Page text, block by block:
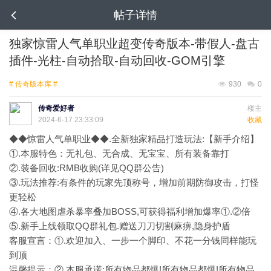
帖子详情
独家惊雷人气单职业超变传奇版本-带假人-盘古
插件-光柱-自动拾取-自动回收-GOM引擎
# 传奇版本库 # 0
930
楼主
传奇爱好者
收藏
2024-6-17 23:33:09
◆◆惊雷人气单职业◆◆.全新独家精品打造玩法:【新手介绍】
①.本服特色：无礼包、无合成、无宝宝、所有装备靠打
②.装备回收:RMB收购(详见QQ群公告)
③.玩法推荐:有条件的玩家先顶称号，增加前期防御攻击，打怪
更轻松
④.各大地图虐杀暴率叠加BOSS,可获得福利增加爆率①.②倍
⑤.新手上线领取QQ群礼包.赠送刀刀切割麻痹,隐身护盾
客服宣言：①.欢迎加入、一步一个脚印、不花一分钱同样能玩
到顶